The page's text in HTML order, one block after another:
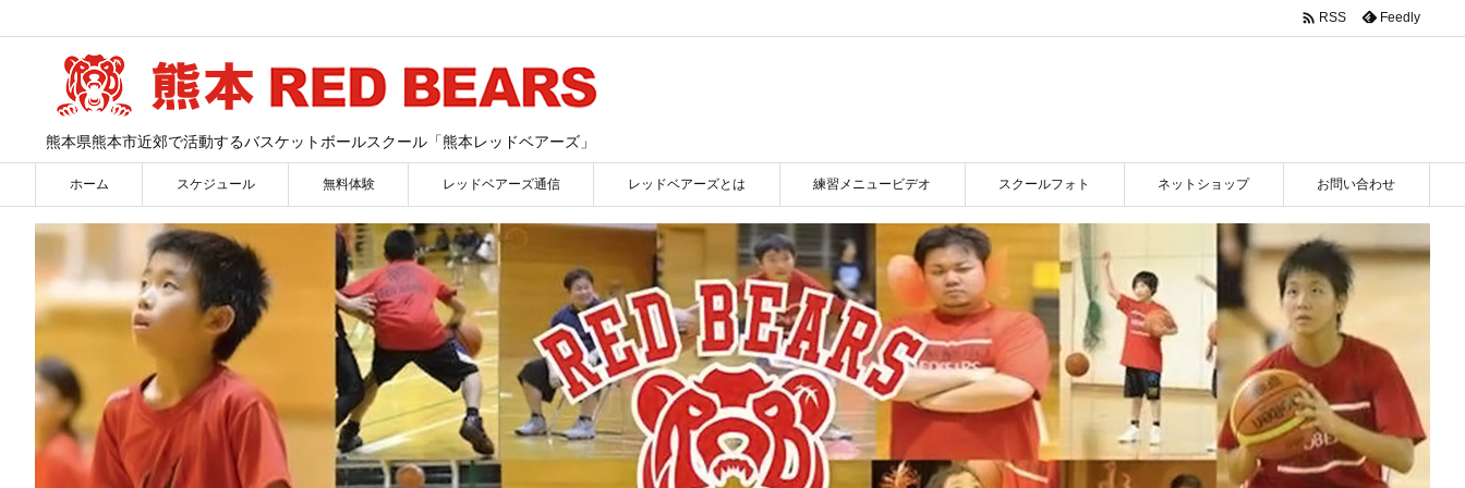
熊本県熊本市近郊で活動するバスケットボールスクール「熊本レッドベアーズ」
ホーム スケジュール 無料体験 レッドベアーズ通信 レッドベアーズとは 練習メニュービデオ スクールフォト ネットショップ お問い合わせ
 RSS Feedly